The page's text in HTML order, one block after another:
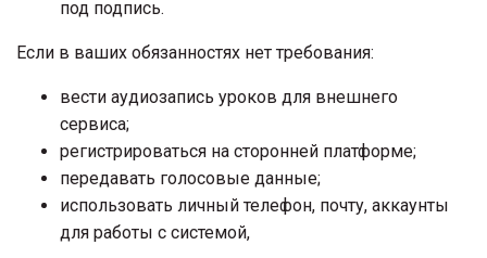
под подпись.
Если в ваших обязанностях нет требования:
вести аудиозапись уроков для внешнего
сервиса;
регистрироваться на сторонней платформе;
передавать голосовые данные;
использовать личный телефон, почту, аккаунты
для работы с системой,